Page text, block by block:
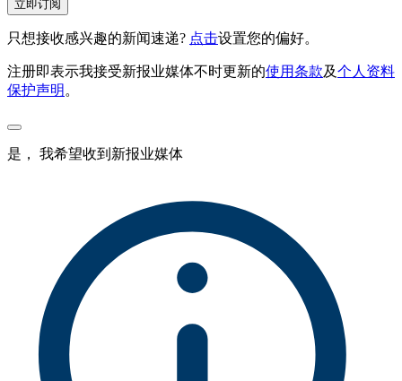
立即订阅
只想接收感兴趣的新闻速递? 点击设置您的偏好。
注册即表示我接受新报业媒体不时更新的使用条款及个人资料
保护声明 。
是， 我希望收到新报业媒体